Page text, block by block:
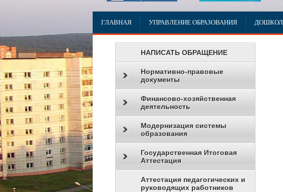
ГЛАВНАЯ УПРАВЛЕНИЕ ОБРАЗОВАНИЯ
НАПИСАТЬ ОБРАЩЕНИЕ
Нормативно-правовые
документы
Финансово-хозяйственная
деятельность
Модернизация системы
образования
Государственная Итоговая
Аттестация
Аттестация педагогических и
руководящих работников